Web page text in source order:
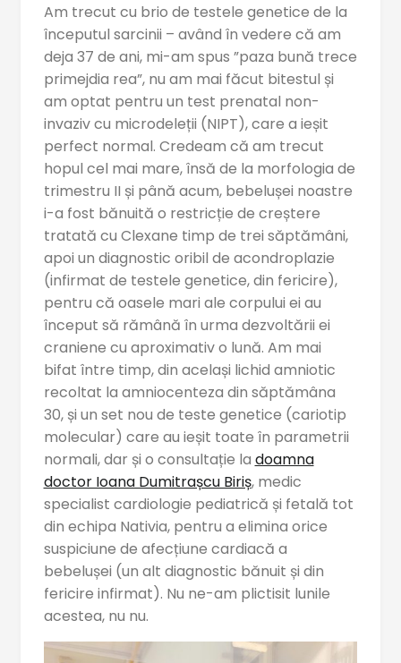
Am trecut cu brio de testele genetice de la
începutul sarcinii – având în vedere că am
deja 37 de ani, mi-am spus ”paza bună trece
primejdia rea”, nu am mai făcut bitestul și
am optat pentru un test prenatal non-
invaziv cu microdeleții (NIPT), care a ieșit
perfect normal. Credeam că am trecut
hopul cel mai mare, însă de la morfologia de
trimestru II și până acum, bebelușei noastre
i-a fost bănuită o restricție de creștere
tratată cu Clexane timp de trei săptămâni,
apoi un diagnostic oribil de acondroplazie
(infirmat de testele genetice, din fericire),
pentru că oasele mari ale corpului ei au
început să rămână în urma dezvoltării ei
craniene cu aproximativ o lună. Am mai
bifat între timp, din același lichid amniotic
recoltat la amniocenteza din săptămâna
30, și un set nou de teste genetice (cariotip
molecular) care au ieșit toate în parametrii
normali, dar și o consultație la doamna
doctor Ioana Dumitrașcu Biriș, medic
specialist cardiologie pediatrică și fetală tot
din echipa Nativia, pentru a elimina orice
suspiciune de afecțiune cardiacă a
bebelușei (un alt diagnostic bănuit și din
fericire infirmat). Nu ne-am plictisit lunile
acestea, nu nu.